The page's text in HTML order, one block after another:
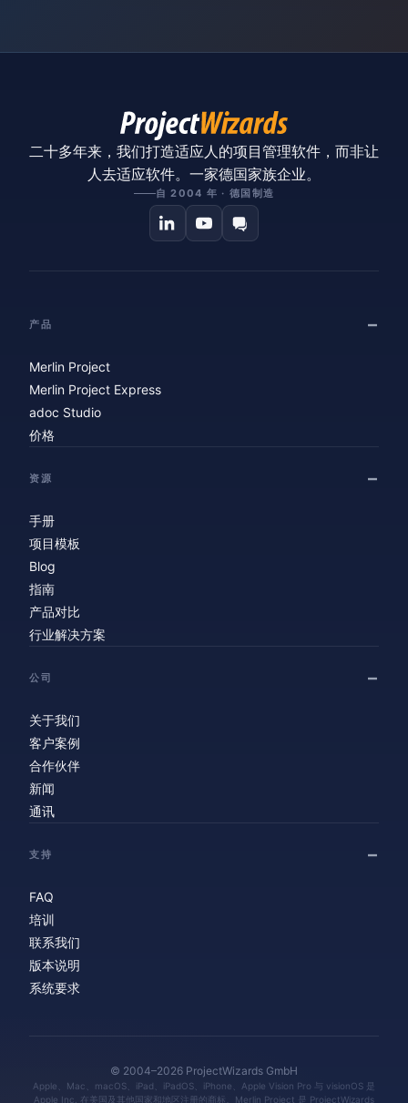
二十多年来，我们打造适应人的项目管理软件，而非让
人去适应软件。一家德国家族企业。
自 2004 年 · 德国制造
产品
Merlin Project
Merlin Project Express
adoc Studio
价格
资源
手册
项目模板
Blog
指南
产品对比
行业解决方案
公司
关于我们
客户案例
合作伙伴
新闻
通讯
支持
FAQ
培训
联系我们
版本说明
系统要求
© 2004–2026 ProjectWizards GmbH
Apple、Mac、macOS、iPad、iPadOS、iPhone、Apple Vision Pro 与 visionOS 是
Apple Inc. 在美国及其他国家和地区注册的商标。Merlin Project 是 ProjectWizards